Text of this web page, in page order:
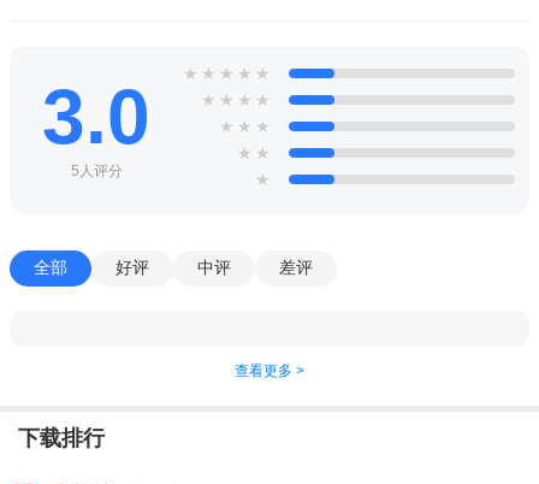
3.0
5人评分
★ ★ ★ ★ ★
★ ★ ★ ★
★ ★ ★
★ ★
★
全部 好评 中评 差评
查看更多 >
下载排行